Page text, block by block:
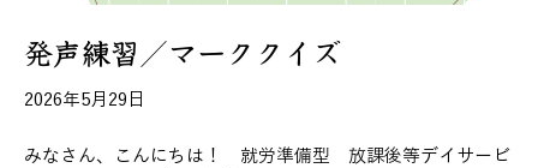
発声練習／マーククイズ
2026年5月29日
みなさん、こんにちは！ 就労準備型 放課後等デイサービ